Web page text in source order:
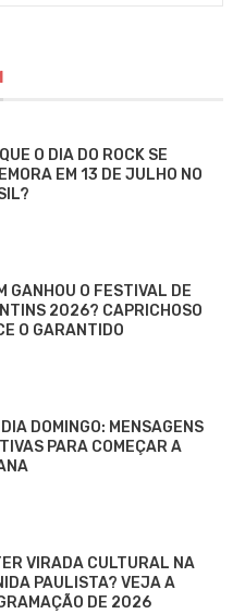
O DIA DO ROCK SE
EM 13 DE JULHO NO
GANHOU O FESTIVAL DE
2026? CAPRICHOSO
O GARANTIDO
DIA DOMINGO: MENSAGENS
PARA COMEÇAR A
VIRADA CULTURAL NA
PAULISTA? VEJA A
DE 2026